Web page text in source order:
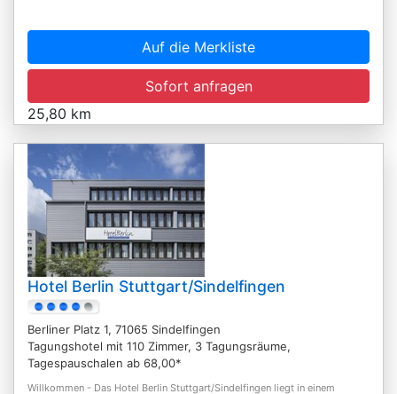
Auf die Merkliste
Sofort anfragen
25,80 km
Hotel Berlin Stuttgart/Sindelfingen
Berliner Platz 1, 71065 Sindelfingen
Tagungshotel mit 110 Zimmer, 3 Tagungsräume,
Tagespauschalen ab 68,00*
Willkommen - Das Hotel Berlin Stuttgart/Sindelfingen liegt in einem